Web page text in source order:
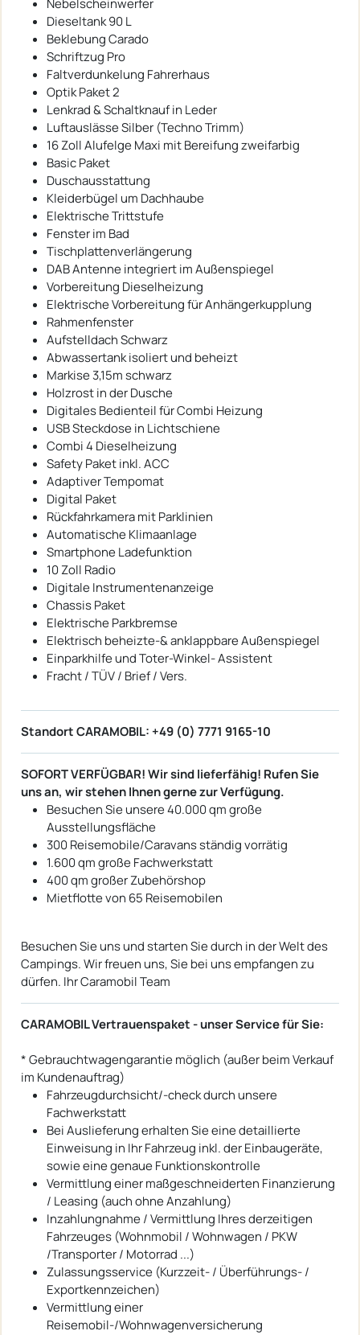
Nebelscheinwerfer
Dieseltank 90 L
Beklebung Carado
Schriftzug Pro
Faltverdunkelung Fahrerhaus
Optik Paket 2
Lenkrad & Schaltknauf in Leder
Luftauslässe Silber (Techno Trimm)
16 Zoll Alufelge Maxi mit Bereifung zweifarbig
Basic Paket
Duschausstattung
Kleiderbügel um Dachhaube
Elektrische Trittstufe
Fenster im Bad
Tischplattenverlängerung
DAB Antenne integriert im Außenspiegel
Vorbereitung Dieselheizung
Elektrische Vorbereitung für Anhängerkupplung
Rahmenfenster
Aufstelldach Schwarz
Abwassertank isoliert und beheizt
Markise 3,15m schwarz
Holzrost in der Dusche
Digitales Bedienteil für Combi Heizung
USB Steckdose in Lichtschiene
Combi 4 Dieselheizung
Safety Paket inkl. ACC
Adaptiver Tempomat
Digital Paket
Rückfahrkamera mit Parklinien
Automatische Klimaanlage
Smartphone Ladefunktion
10 Zoll Radio
Digitale Instrumentenanzeige
Chassis Paket
Elektrische Parkbremse
Elektrisch beheizte-& anklappbare Außenspiegel
Einparkhilfe und Toter-Winkel- Assistent
Fracht / TÜV / Brief / Vers.
Standort CARAMOBIL: +49 (0) 7771 9165-10
SOFORT VERFÜGBAR! Wir sind lieferfähig! Rufen Sie
uns an, wir stehen Ihnen gerne zur Verfügung.
Besuchen Sie unsere 40.000 qm große
Ausstellungsfläche
300 Reisemobile/Caravans ständig vorrätig
1.600 qm große Fachwerkstatt
400 qm großer Zubehörshop
Mietflotte von 65 Reisemobilen
Besuchen Sie uns und starten Sie durch in der Welt des
Campings. Wir freuen uns, Sie bei uns empfangen zu
dürfen. Ihr Caramobil Team
CARAMOBIL Vertrauenspaket - unser Service für Sie:
* Gebrauchtwagengarantie möglich (außer beim Verkauf
im Kundenauftrag)
Fahrzeugdurchsicht/-check durch unsere
Fachwerkstatt
Bei Auslieferung erhalten Sie eine detaillierte
Einweisung in Ihr Fahrzeug inkl. der Einbaugeräte,
sowie eine genaue Funktionskontrolle
Vermittlung einer maßgeschneiderten Finanzierung
/ Leasing (auch ohne Anzahlung)
Inzahlungnahme / Vermittlung Ihres derzeitigen
Fahrzeuges (Wohnmobil / Wohnwagen / PKW
/Transporter / Motorrad ...)
Zulassungsservice (Kurzzeit- / Überführungs- /
Exportkennzeichen)
Vermittlung einer
Reisemobil-/Wohnwagenversicherung